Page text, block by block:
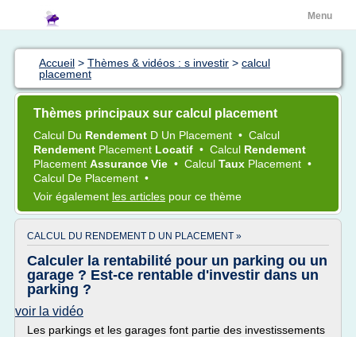
Menu
Accueil > Thèmes & vidéos : s investir > calcul
placement
Thèmes principaux sur calcul placement
Calcul Du Rendement D Un Placement • Calcul
Rendement Placement Locatif • Calcul Rendement
Placement Assurance Vie • Calcul Taux Placement •
Calcul De Placement •
Voir également les articles pour ce thème
CALCUL DU RENDEMENT D UN PLACEMENT »
Calculer la rentabilité pour un parking ou un
garage ? Est-ce rentable d'investir dans un
parking ?
voir la vidéo
Les parkings et les garages font partie des investissements